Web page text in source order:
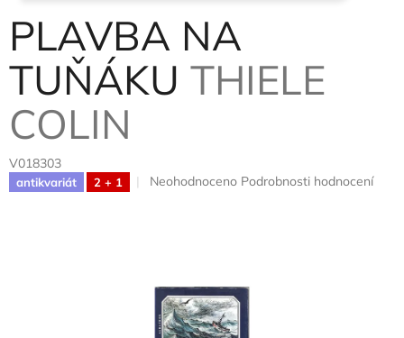
PLAVBA NA
TUŇÁKU THIELE
COLIN
V018303
antikvariát 2 + 1
Průměrné
5
hvězdiček.
Neohodnoceno Podrobnosti hodnocení